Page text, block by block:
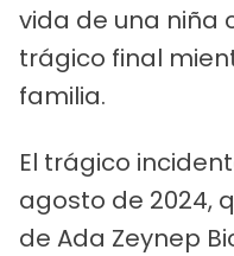
vida de una niña
trágico final
familia.
El trágico
agosto de 2024,
de Ada Zeynep